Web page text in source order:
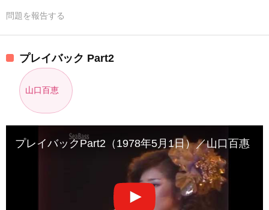
問題を報告する
プレイバック Part2
山口百恵
プレイバックPart2（1978年5月1日）／山口百惠